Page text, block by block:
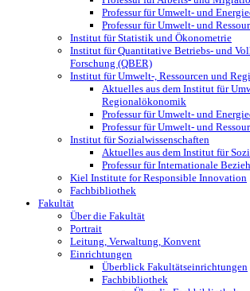
Professur für Umwelt- und
Professur für Umwelt- und
Institut für Statistik und Ökonometrie
Institut für Quantitative Betriebs- und
Forschung (QBER)
Institut für Umwelt-, Ressourcen und
Aktuelles aus dem Institut für
Regionalökonomik
Professur für Umwelt- und
Professur für Umwelt- und
Institut für Sozialwissenschaften
Aktuelles aus dem Institut für
Professur für Internationale
Kiel Institute for Responsible Innovation
Fachbibliothek
Fakultät
Über die Fakultät
Portrait
Leitung, Verwaltung, Konvent
Einrichtungen
Überblick Fakultätseinrichtungen
Fachbibliothek